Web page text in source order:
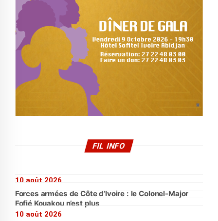
FIL INFO
10 août 2026
Forces armées de Côte d’Ivoire : le Colonel-Major
Fofié Kouakou n’est plus
10 août 2026